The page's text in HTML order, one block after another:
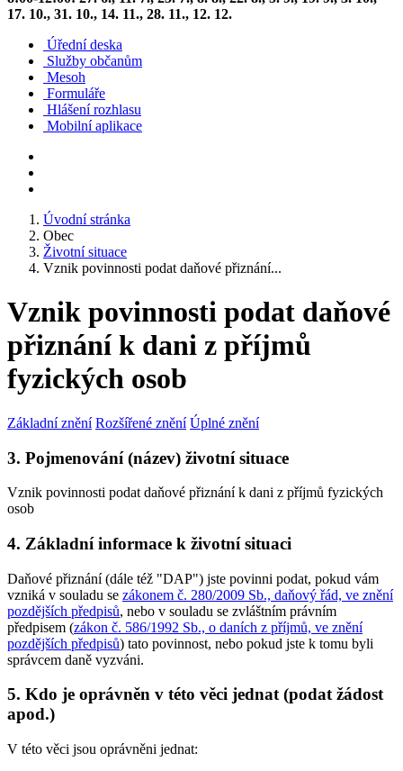
17. 10., 31. 10., 14. 11., 28. 11., 12. 12.
Úřední deska
Služby občanům
Mesoh
Formuláře
Hlášení rozhlasu
Mobilní aplikace
Úvodní stránka
Obec
Životní situace
Vznik povinnosti podat daňové přiznání...
Vznik povinnosti podat daňové
přiznání k dani z příjmů
fyzických osob
Základní znění Rozšířené znění Úplné znění
3. Pojmenování (název) životní situace
Vznik povinnosti podat daňové přiznání k dani z příjmů fyzických
osob
4. Základní informace k životní situaci
Daňové přiznání (dále též "DAP") jste povinni podat, pokud vám
vzniká v souladu se zákonem č. 280/2009 Sb., daňový řád, ve znění
pozdějších předpisů, nebo v souladu se zvláštním právním
předpisem (zákon č. 586/1992 Sb., o daních z příjmů, ve znění
pozdějších předpisů) tato povinnost, nebo pokud jste k tomu byli
správcem daně vyzváni.
5. Kdo je oprávněn v této věci jednat (podat žádost
apod.)
V této věci jsou oprávněni jednat: